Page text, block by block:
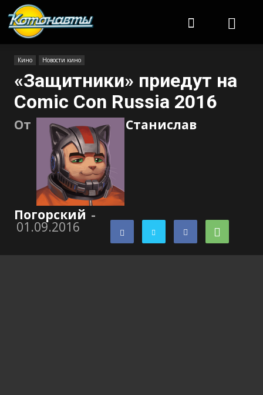
Кино Новости кино
«Защитники» приедут на
Comic Con Russia 2016
От Станислав
Погорский -
01.09.2016